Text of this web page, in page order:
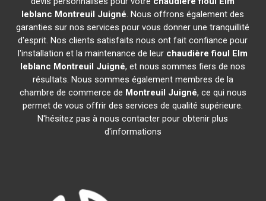
leblanc Montreuil Juigné. Nous offrons également des
garanties sur nos services pour vous donner une tranquillité
d'esprit. Nos clients satisfaits nous ont fait confiance pour
l'installation et la maintenance de leur chaudière fioul Elm
leblanc Montreuil Juigné, et nous sommes fiers de nos
résultats. Nous sommes également membres de la
chambre de commerce de Montreuil Juigné, ce qui nous
permet de vous offrir des services de qualité supérieure.
N'hésitez pas à nous contacter pour obtenir plus
d'informations